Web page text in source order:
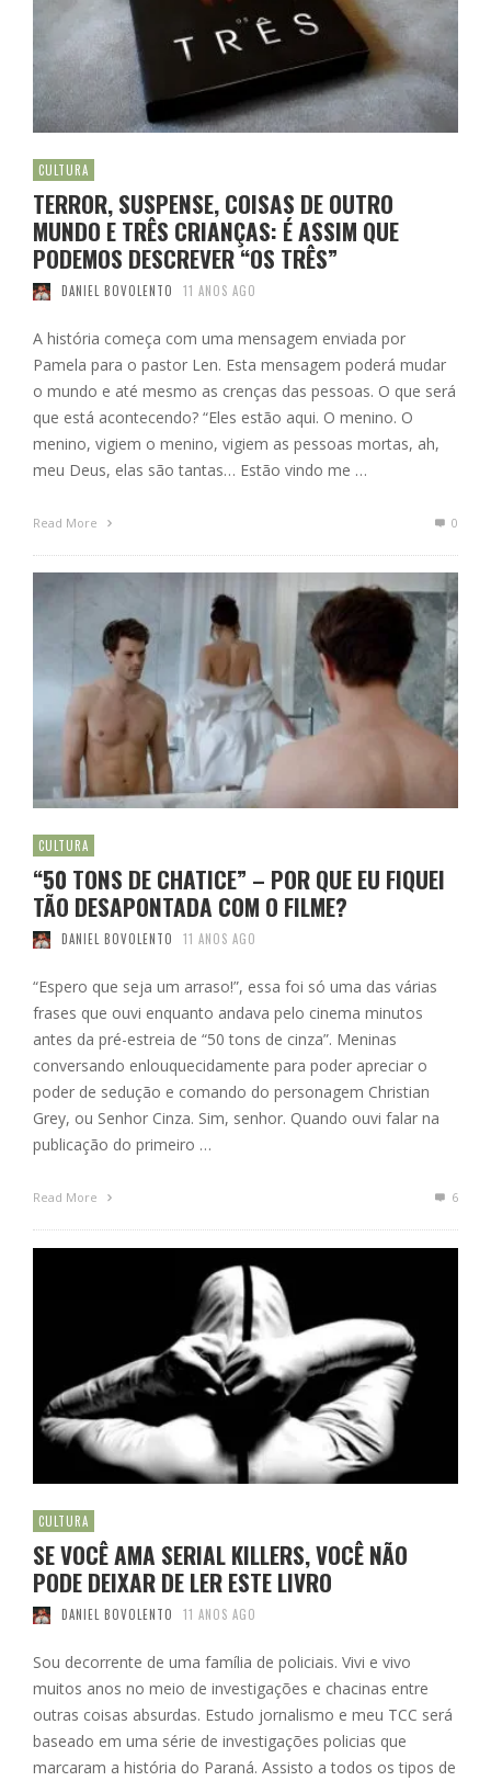
CULTURA
TERROR, SUSPENSE, COISAS DE OUTRO
MUNDO E TRÊS CRIANÇAS: É ASSIM QUE
PODEMOS DESCREVER “OS TRÊS”
DANIEL BOVOLENTO 11 ANOS AGO
A história começa com uma mensagem enviada por
Pamela para o pastor Len. Esta mensagem poderá mudar
o mundo e até mesmo as crenças das pessoas. O que será
que está acontecendo? “Eles estão aqui. O menino. O
menino, vigiem o menino, vigiem as pessoas mortas, ah,
meu Deus, elas são tantas… Estão vindo me …
Read More 0
CULTURA
“50 TONS DE CHATICE” – POR QUE EU FIQUEI
TÃO DESAPONTADA COM O FILME?
DANIEL BOVOLENTO 11 ANOS AGO
“Espero que seja um arraso!”, essa foi só uma das várias
frases que ouvi enquanto andava pelo cinema minutos
antes da pré-estreia de “50 tons de cinza”. Meninas
conversando enlouquecidamente para poder apreciar o
poder de sedução e comando do personagem Christian
Grey, ou Senhor Cinza. Sim, senhor. Quando ouvi falar na
publicação do primeiro …
Read More 6
CULTURA
SE VOCÊ AMA SERIAL KILLERS, VOCÊ NÃO
PODE DEIXAR DE LER ESTE LIVRO
DANIEL BOVOLENTO 11 ANOS AGO
Sou decorrente de uma família de policiais. Vivi e vivo
muitos anos no meio de investigações e chacinas entre
outras coisas absurdas. Estudo jornalismo e meu TCC será
baseado em uma série de investigações policias que
marcaram a história do Paraná. Assisto a todos os tipos de